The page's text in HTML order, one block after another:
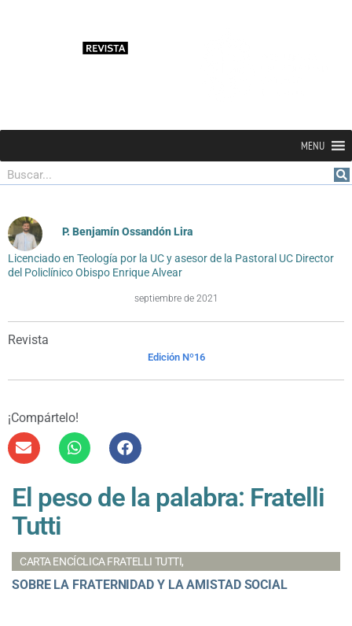
MENU
Buscar
P. Benjamín Ossandón Lira
Licenciado en Teología por la UC y asesor de la Pastoral UC Director
del Policlínico Obispo Enrique Alvear
septiembre de 2021
Revista
Edición Nº16
¡Compártelo!
El peso de la palabra: Fratelli
Tutti
CARTA ENCÍCLICA FRATELLI TUTTI,
SOBRE LA FRATERNIDAD Y LA AMISTAD SOCIAL